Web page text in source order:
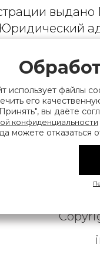
9
а также
их прав,
использует файлы
его
вы даёте
конфиденциальности
можете отказаться